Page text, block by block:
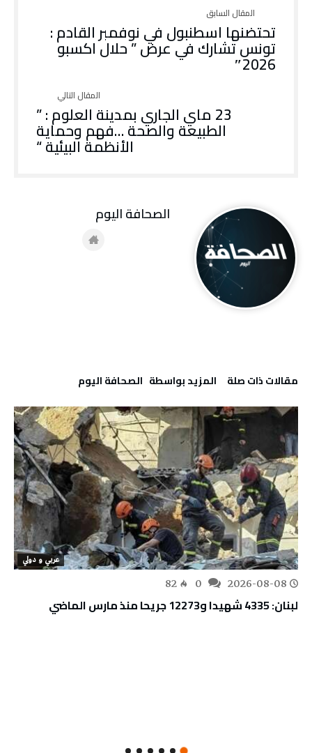
تحتضنها اسطنبول في نوفمبر القادم :
تونس تشارك في عرض ” حلال اكسبو
2026″
23 ماي الجاري بمدينة العلوم : ”
الطبيعة والصحة …فهم وحماية
الأنظمة البيئية “
‫مقالات ذات صلة‬ ‫‫المزيد بواسطة‬ ‬ ‭ ‬الصحافة‭ ‬اليوم
عربي و دولي
2026-08-08
82
لبنان: 4335 شهيدا و12273 جريحا منذ مارس الماضي